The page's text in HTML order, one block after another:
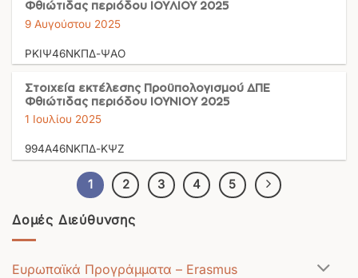
Δομές Διεύθυνσης
Ευρωπαϊκά Προγράμματα – Erasmus
Φθιώτιδας περιόδου ΙΟΥΛΙΟΥ 2025
9 Αυγούστου 2025
ΡΚΙΨ46ΝΚΠΔ-ΨΑΟ
Στοιχεία εκτέλεσης Προϋπολογισμού ΔΠΕ
Φθιώτιδας περιόδου ΙΟΥΝΙΟΥ 2025
1 Ιουλίου 2025
994Α46ΝΚΠΔ-ΚΨΖ
1 2 3 4 5